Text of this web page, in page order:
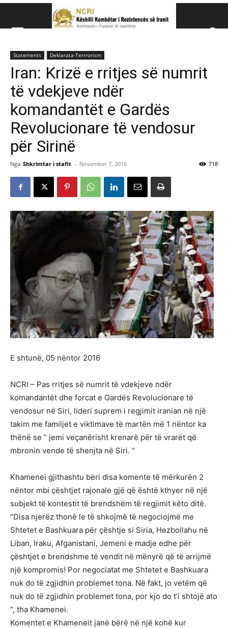
Këshillit Kombëtar të Rezistencës së Iranit (NCRI)
Statements Deklarata-Terrrorism
Iran: Krizë e rritjes së numrit
të vdekjeve ndër
komandantët e Gardës
Revolucionare të vendosur
për Sirinë
Nga Shkrimtar i stafit - November 7, 2016 718
E shtunë, 05 nëntor 2016
NCRI – Pas rritjes së numrit të vdekjeve ndër
komandantët dhe forcat e Gardës Revolucionare të
vendosur në Siri, lideri suprem i regjimit iranian në një
takim me familjet e viktimave të martën më 1 nëntor ka
thënë se ” jemi veçanërisht krenarë për të vrarët që
mbronin vende të shenjta në Siri. “
Khamenei gjithashtu bëri disa komente të mërkurën 2
nëntor mbi çështjet rajonale gjë që është kthyer në një
subjekt të kontestit të brendshëm të regjimit këto ditë.
“Disa njerëz thonë le të shkojmë të negociojmë me
Shtetet e Bashkuara për çështje si Siria, Hezbollahu në
Liban, Iraku, Afganistani, Jemeni e madje edhe për
çështjet e brendshme të vendit në mënyrë që të arrijmë
një kompromis! Por negociatat me Shtetet e Bashkuara
nuk do të zgjidhin problemet tona. Në fakt, jo vetëm që
nuk do të zgjidhin problemet tona, por kjo do t’i shtojë ato
“, tha Khamenei.
Komentet e Khameneit janë bërë në një kohë kur